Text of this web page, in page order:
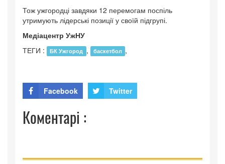
Тож ужгородці завдяки 12 перемогам поспіль
утримують лідерські позиції у своїй підгрупі.
Медіацентр УжНУ
ТЕГИ :
БК Ужгород , баскетбол ,
Facebook Twitter
Коментарі :